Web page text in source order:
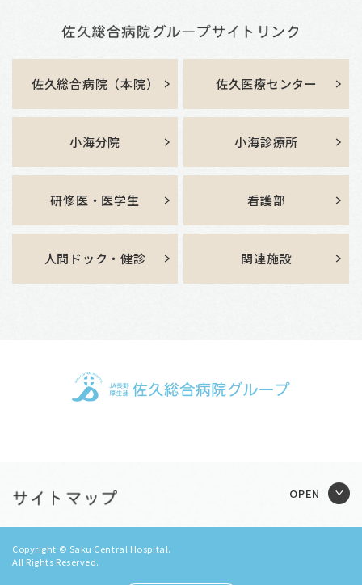
佐久総合病院（本院） 佐久医療センター
小海分院 小海診療所
研修医・医学生 看護部
人間ドック・健診 関連施設
Copyright © Saku Central Hospital.
All Rights Reserved.